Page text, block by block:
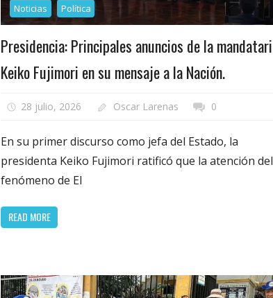
Noticias Política
Presidencia: Principales anuncios de la
Keiko Fujimori en su mensaje a la Nación.
28 julio, 2026 Oscar Larenas 0
En su primer discurso como jefa del Estado, la
presidenta Keiko Fujimori ratificó que la atención del
fenómeno de El
READ MORE